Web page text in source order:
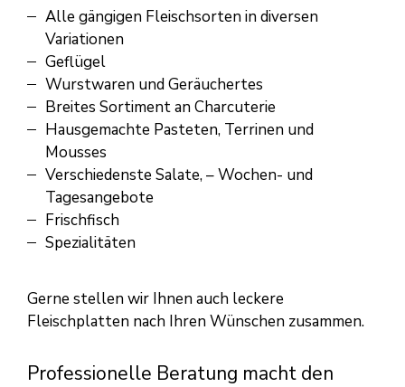
Alle gängigen Fleischsorten in diversen
Variationen
Geflügel
Wurstwaren und Geräuchertes
Breites Sortiment an Charcuterie
Hausgemachte Pasteten, Terrinen und
Mousses
Verschiedenste Salate, – Wochen- und
Tagesangebote
Frischfisch
Spezialitäten
Gerne stellen wir Ihnen auch leckere
Fleischplatten nach Ihren Wünschen zusammen.
Professionelle Beratung macht den